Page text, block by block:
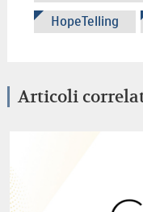
HopeTelling
Articoli